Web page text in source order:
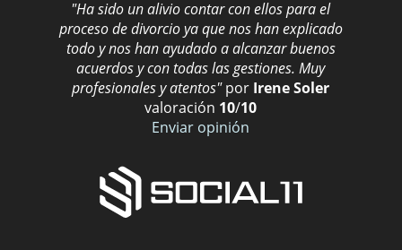
"Ha sido un alivio contar con ellos para el
proceso de divorcio ya que nos han explicado
todo y nos han ayudado a alcanzar buenos
acuerdos y con todas las gestiones. Muy
profesionales y atentos" por Irene Soler
valoración 10/10
Enviar opinión